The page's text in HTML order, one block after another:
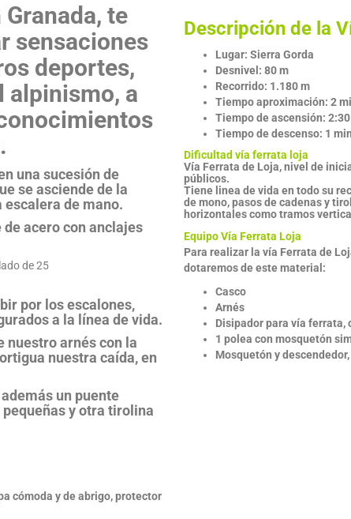
te
sensaciones
deportes,
alpinismo, a
una sucesión de
se asciende de la
de mano.
acero con anclajes
por los escalones,
a la línea de vida.
nuestro arnés con la
nuestra caída, en
un puente
y otra tirolina
cómoda y de abrigo, protector
Descripción de la
Lugar: Sierra Gorda
Desnivel: 80 m
Recorrido: 1.180 m
Tiempo aproximación: 2
Tiempo de ascensión:
Tiempo de descenso: 1
Dificultad vía ferrata loja
Vía Ferrata de Loja, nivel de
públicos.
Tiene linea de vida en todo su
de mono, pasos de cadenas y
horizontales como tramos
Equipo Vía Ferrata Loja
Para realizar la vía Ferrata de
dotaremos de este material:
Casco
Arnés
Disipador para vía ferrata,
1 polea con mosquetón
Mosquetón y